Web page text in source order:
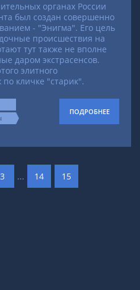
органах России
был создан совершенно
- "Энигма". Его цель
происшествия на
тут также не вполне
даром экстрасенсов.
элитного
кличке "старик".
ПОДРОБНЕЕ
3 ... 14 15